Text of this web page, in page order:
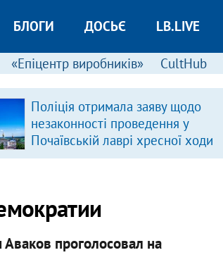
БЛОГИ ДОСЬЄ LB.LIVE
«Епіцентр виробників» CultHub
Поліція отримала заяву щодо
незаконності проведення у
Почаївській лаврі хресної ходи
проголосовал на